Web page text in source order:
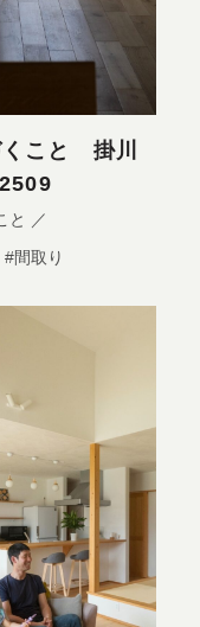
くこと 掛川
と ／
#間取り